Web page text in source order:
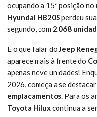
ocupando a 15ª posição
Hyundai HB20Sperdeu
segundo, com 2.068
E o que falar do Jeep
aparece mais à frente do
apenas nove unidades!
2026, começa a se
emplacamentos. Para os
Toyota Hiluxcontinua a